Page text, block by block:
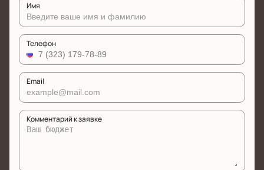
Имя
Телефон
Email
Комментарий к заявке